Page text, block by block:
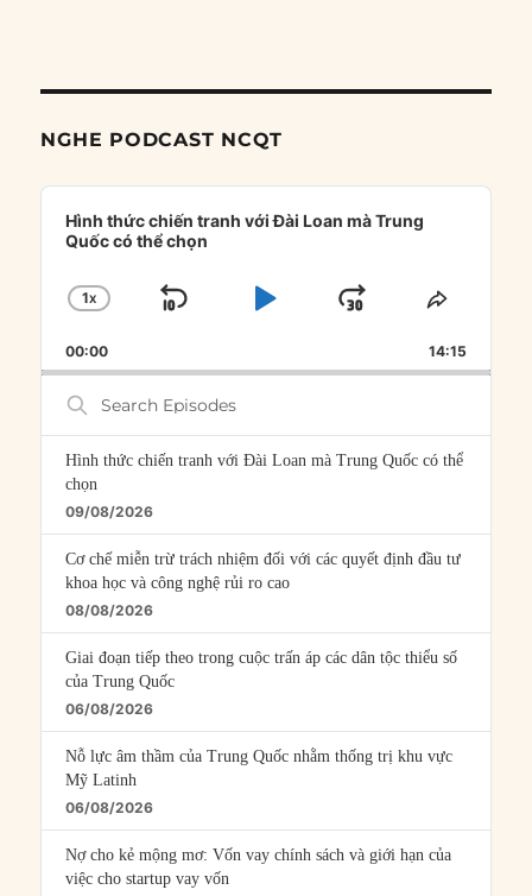
NGHE PODCAST NCQT
Audio
Player
Hình thức chiến tranh với Đài Loan mà Trung
Quốc có thể chọn
CHANGE
RATE
1X
SKIP
PLAYJUMP
FORWARD
SHARE
00:00 14:15
Search
Episodes
Hình thức chiến tranh với Đài Loan mà Trung Quốc có thể
chọn
09/08/2026
Cơ chế miễn trừ trách nhiệm đối với các quyết định đầu tư
khoa học và công nghệ rủi ro cao
08/08/2026
Giai đoạn tiếp theo trong cuộc trấn áp các dân tộc thiểu số
của Trung Quốc
06/08/2026
Nỗ lực âm thầm của Trung Quốc nhằm thống trị khu vực
Mỹ Latinh
06/08/2026
Nợ cho kẻ mộng mơ: Vốn vay chính sách và giới hạn của
việc cho startup vay vốn